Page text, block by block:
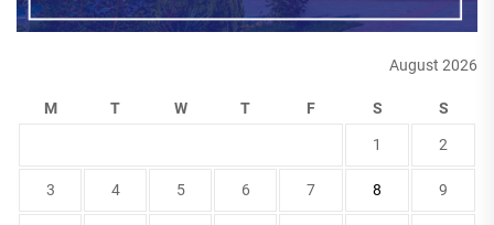
August 2026
M T W T F S S
1 2
3 4 5 6 7 8 9